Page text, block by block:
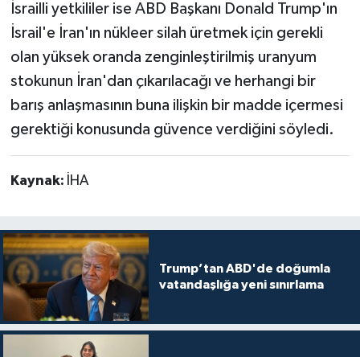
İsrailli yetkililer ise ABD Başkanı Donald Trump'ın
İsrail'e İran'ın nükleer silah üretmek için gerekli
olan yüksek oranda zenginleştirilmiş uranyum
stokunun İran'dan çıkarılacağı ve herhangi bir
barış anlaşmasının buna ilişkin bir madde içermesi
gerektiği konusunda güvence verdiğini söyledi.
Kaynak: İHA
Trump’tan ABD'de doğumla
vatandaşlığa yeni sınırlama